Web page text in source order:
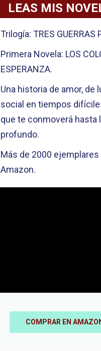
LEAS MIS
Trilogía: TRES GUERRAS
Primera Novela: LOS
ESPERANZA.
Una historia de amor, de
social en tiempos
que te conmoverá hasta
profundo.
Más de 2000
Amazon.
COMPRAR EN